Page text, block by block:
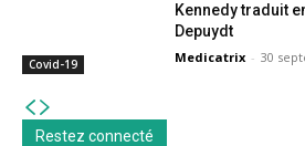
Covid-19
Kennedy traduit
Depuydt
Medicatrix - 30
Restez connecté